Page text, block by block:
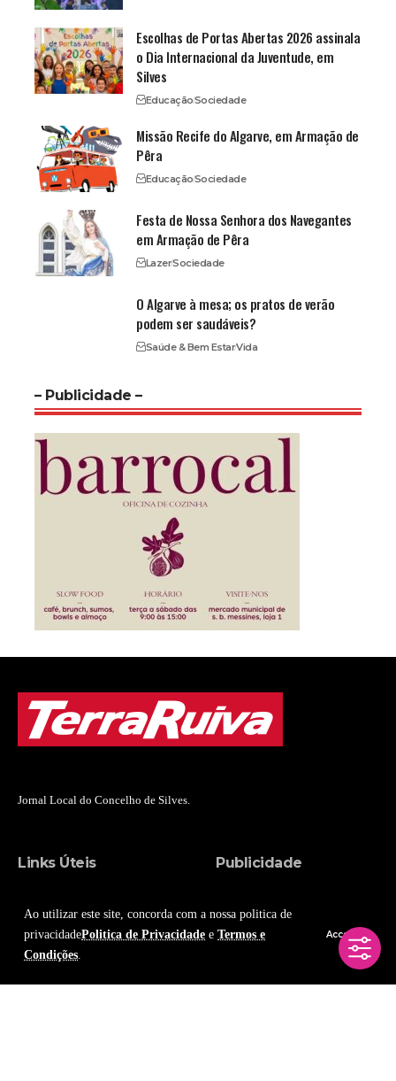
Ao utilizar este site, concorda com a nossa politica de
privacidadePolitica de Privacidade e Termos e
Condições.
Accept
Escolhas de Portas Abertas 2026 assinala
o Dia Internacional da Juventude, em
Silves
EducaçãoSociedade
Missão Recife do Algarve, em Armação de
Pêra
EducaçãoSociedade
Festa de Nossa Senhora dos Navegantes
em Armação de Pêra
LazerSociedade
O Algarve à mesa; os pratos de verão
podem ser saudáveis?
Saúde & Bem EstarVida
– Publicidade –
Jornal Local do Concelho de Silves.
Links Úteis
Estatuto Editorial
Ficha Técnica
Publicidade
Conteúdo Patrocinado